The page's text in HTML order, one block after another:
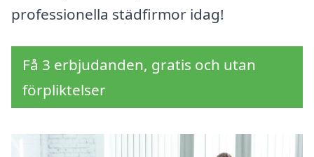
professionella städfirmor idag!
Få 3 erbjudanden, gratis och utan
förpliktelser